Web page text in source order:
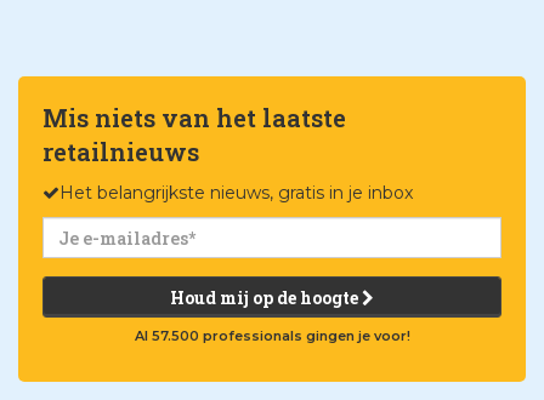
Mis niets van het laatste
retailnieuws
Het belangrijkste nieuws, gratis in je inbox
Houd mij op de hoogte
Al 57.500 professionals gingen je voor!